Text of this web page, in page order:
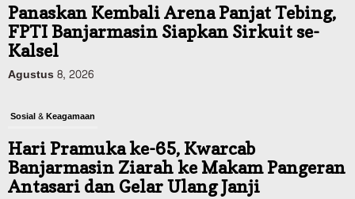
Panaskan Kembali Arena Panjat Tebing,
FPTI Banjarmasin Siapkan Sirkuit se-
Kalsel
Agustus 8, 2026
Sosial & Keagamaan
Hari Pramuka ke-65, Kwarcab
Banjarmasin Ziarah ke Makam Pangeran
Antasari dan Gelar Ulang Janji